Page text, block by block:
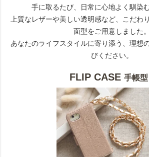
手に取るたび、日常に心地よく馴染
上質なレザーや美しい透明感など、こだわ
面型をご用意しました。
あなたのライフスタイルに寄り添う、理想
びください。
FLIP CASE手帳型